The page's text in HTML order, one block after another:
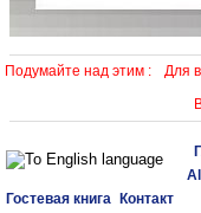
Подумайте над этим :
Для
Гостевая книга
Контакт